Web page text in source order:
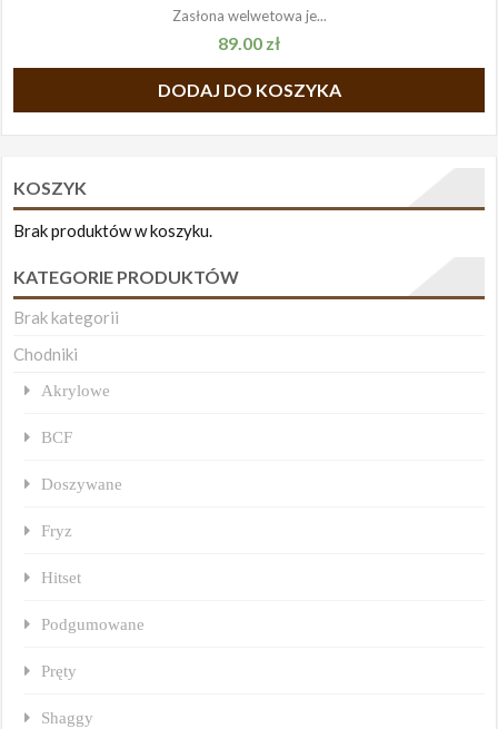
Zasłona welwetowa je...
89.00 zł
DODAJ DO KOSZYKA
KOSZYK
Brak produktów w koszyku.
KATEGORIE PRODUKTÓW
Brak kategorii
Chodniki
Akrylowe
BCF
Doszywane
Fryz
Hitset
Podgumowane
Pręty
Shaggy